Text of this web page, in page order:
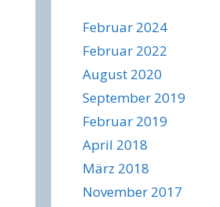
Februar 2024
Februar 2022
August 2020
September 2019
Februar 2019
April 2018
März 2018
November 2017